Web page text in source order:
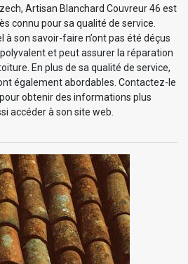
Artisan Blanchard Couvreur 46 est
connu pour sa qualité de service.
à son savoir-faire n’ont pas été déçus
et peut assurer la réparation
En plus de sa qualité de service,
également abordables. Contactez-le
obtenir des informations plus
accéder à son site web.